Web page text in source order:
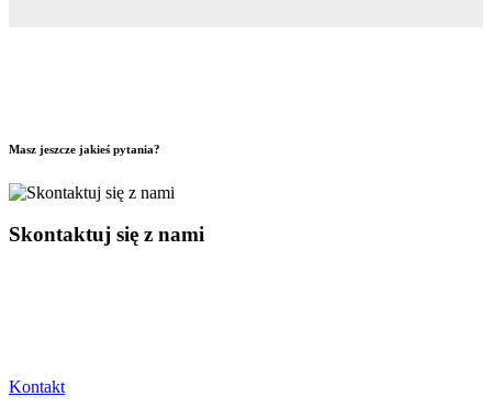
Masz jeszcze jakieś pytania?
Skontaktuj się z nami
Kontakt